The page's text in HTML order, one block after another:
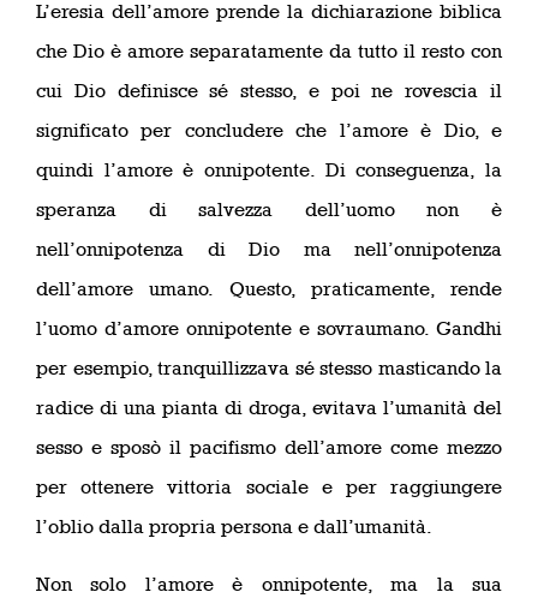
L’eresia dell’amore prende la dichiarazione biblica
che Dio è amore separatamente da tutto il resto con
cui Dio definisce sé stesso, e poi ne rovescia il
significato per concludere che l’amore è Dio, e
quindi l’amore è onnipotente. Di conseguenza, la
speranza di salvezza dell’uomo non è
nell’onnipotenza di Dio ma nell’onnipotenza
dell’amore umano. Questo, praticamente, rende
l’uomo d’amore onnipotente e sovraumano. Gandhi
per esempio, tranquillizzava sé stesso masticando la
radice di una pianta di droga, evitava l’umanità del
sesso e sposò il pacifismo dell’amore come mezzo
per ottenere vittoria sociale e per raggiungere
l’oblio dalla propria persona e dall’umanità.
Non solo l’amore è onnipotente, ma la sua